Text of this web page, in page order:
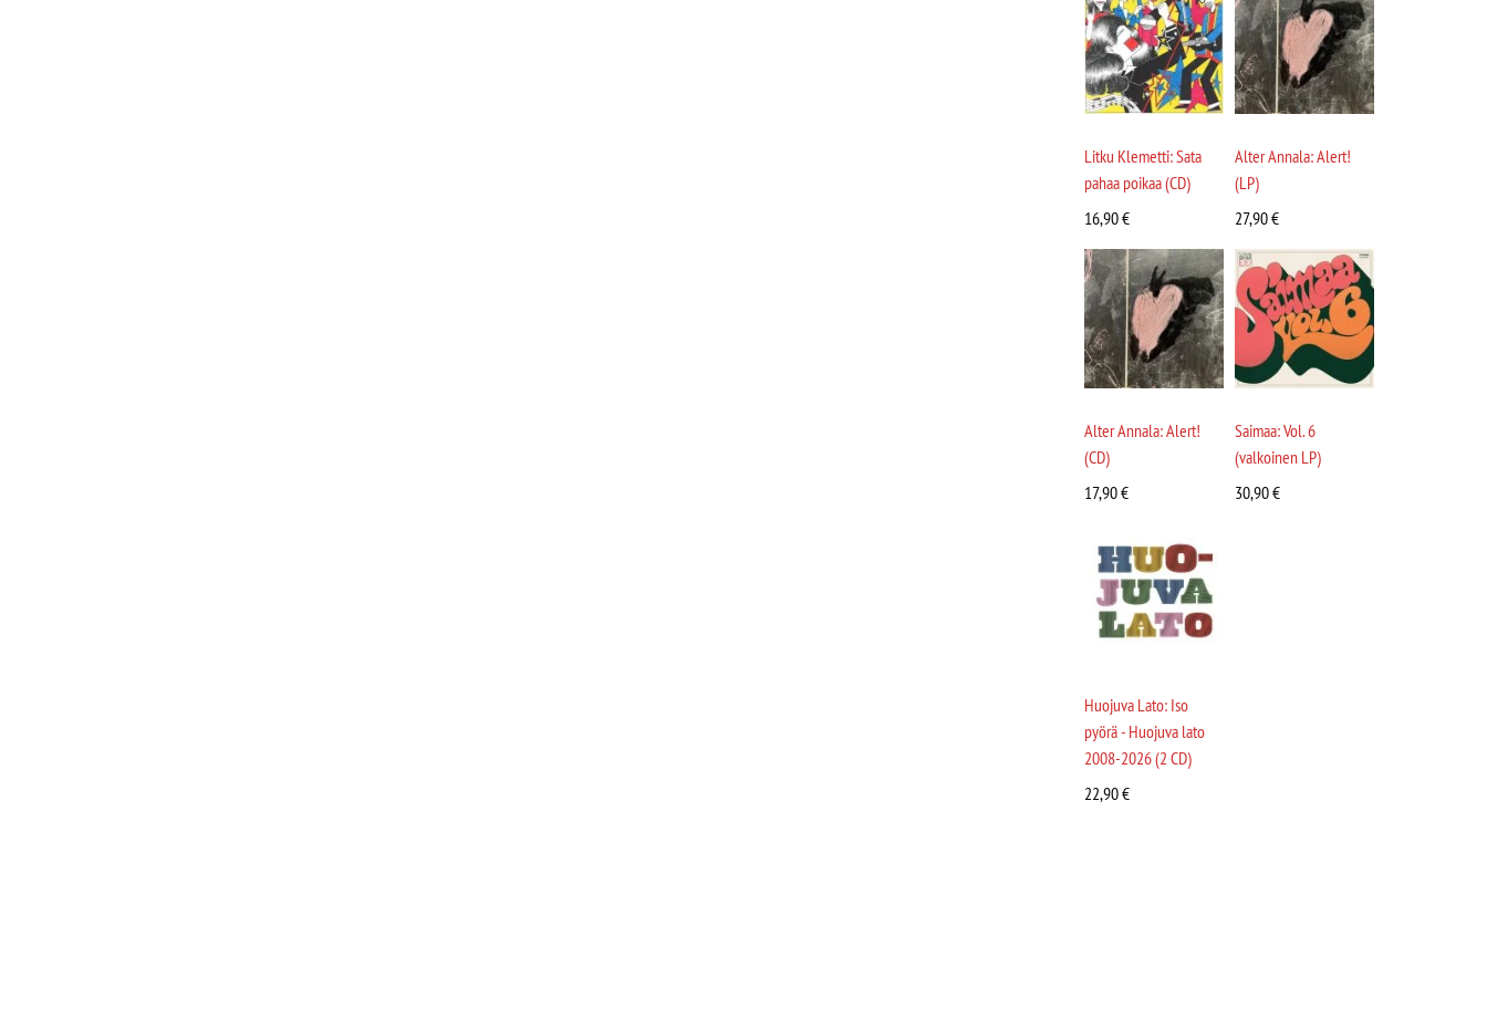
Litku Klemetti: Sata
pahaa poikaa (CD)
16,90€
Alter Annala: Alert!
(LP)
27,90€
Alter Annala: Alert!
(CD)
17,90€
Saimaa: Vol. 6
(valkoinen LP)
30,90€
Huojuva Lato: Iso
pyörä - Huojuva lato
2008-2026 (2 CD)
22,90€